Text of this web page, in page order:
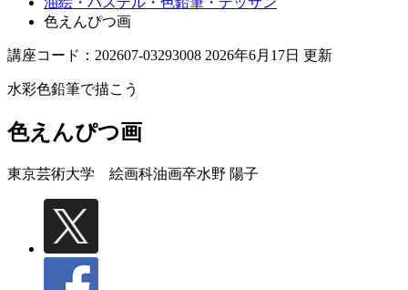
色えんぴつ画
講座コード：202607-03293008 2026年6月17日 更新
水彩色鉛筆で描こう
色えんぴつ画
東京芸術大学 絵画科油画卒水野 陽子